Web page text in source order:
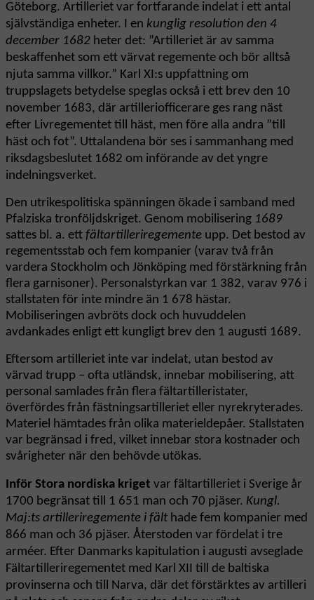
Göteborg. Artilleriet var fortfarande indelat i ett antal
självständiga enheter. I en kunglig resolution den 4
december 1682 heter det: ”Artilleriet är av samma
beskaffenhet som ett värvat regemente och bör alltså
njuta samma villkor.” Karl XI:s uppfattning om
truppslagets betydelse speglas också i ett brev den 10
november 1683, där artilleriofficerare ges rang näst
efter Livregementet till häst, men före alla andra ”till
häst och fot”. Uttalandena bör ses i sammanhang med
riksdagsbeslutet 1682 om införande av det yngre
indelningsverket.
Den utrikespolitiska spänningen ökade i samband med
Pfalziska tronföljdskriget. Genom mobilisering 1689
sattes bl. a. ett fältartilleriregemente upp. Det bestod av
regementsstab och fem kompanier (varav två från
vardera Stockholm och Jönköping med förstärkning från
flera garnisoner). Personalstyrkan var 1 382, varav 976 i
stallstaten för inte mindre än 1 678 hästar.
Mobiliseringen avbröts dock och huvuddelen
avdankades enligt ett kungligt brev den 1 augusti 1689.
Eftersom artilleriet inte var indelat, utan bestod av
värvad trupp – ofta utländsk, innebar mobilisering, att
personal samlades från flera fältartilleristater,
överfördes från fästningsartilleriet eller nyrekryterades.
Materiel hämtades från olika materieldepåer. Stallstaten
var begränsad i fred, vilket innebar stora kostnader och
svårigheter när den behövde utökas.
Inför Stora nordiska kriget var fältartilleriet i Sverige år
1700 begränsat till 1 651 man och 70 pjäser. Kungl.
Maj:ts artilleriregemente i fälthade fem kompanier med
866 man och 36 pjäser. Återstoden var fördelat i tre
arméer. Efter Danmarks kapitulation i augusti avseglade
Fältartilleriregementet med Karl XII till de baltiska
provinserna och till Narva, där det förstärktes av artilleri